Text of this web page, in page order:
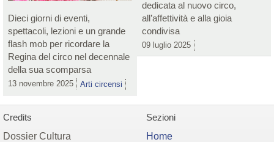
Dieci giorni di eventi,
spettacoli, lezioni e un grande
flash mob per ricordare la
Regina del circo nel decennale
della sua scomparsa
13 novembre 2025 Arti circensi
dedicata al nuovo circo,
all’affettività e alla gioia
condivisa
09 luglio 2025
Credits
Dossier Cultura
Sezioni
Home